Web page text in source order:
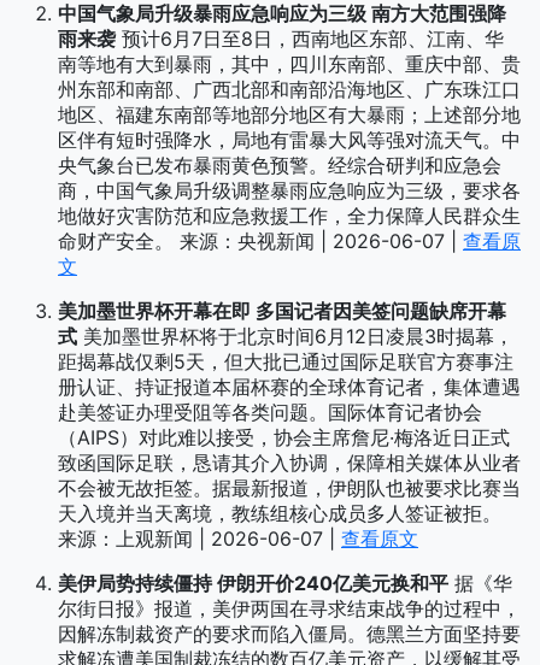
中国气象局升级暴雨应急响应为三级 南方大范围强降
雨来袭预计6月7日至8日，西南地区东部、江南、华
南等地有大到暴雨，其中，四川东南部、重庆中部、贵
州东部和南部、广西北部和南部沿海地区、广东珠江口
地区、福建东南部等地部分地区有大暴雨；上述部分地
区伴有短时强降水，局地有雷暴大风等强对流天气。中
央气象台已发布暴雨黄色预警。经综合研判和应急会
商，中国气象局升级调整暴雨应急响应为三级，要求各
地做好灾害防范和应急救援工作，全力保障人民群众生
命财产安全。 来源：央视新闻 | 2026-06-07 | 查看原
文
美加墨世界杯开幕在即 多国记者因美签问题缺席开幕
式 美加墨世界杯将于北京时间6月12日凌晨3时揭幕，
距揭幕战仅剩5天，但大批已通过国际足联官方赛事注
册认证、持证报道本届杯赛的全球体育记者，集体遭遇
赴美签证办理受阻等各类问题。国际体育记者协会
（AIPS）对此难以接受，协会主席詹尼·梅洛近日正式
致函国际足联，恳请其介入协调，保障相关媒体从业者
不会被无故拒签。据最新报道，伊朗队也被要求比赛当
天入境并当天离境，教练组核心成员多人签证被拒。
来源：上观新闻 | 2026-06-07 | 查看原文
美伊局势持续僵持 伊朗开价240亿美元换和平 据《华
尔街日报》报道，美伊两国在寻求结束战争的过程中，
因解冻制裁资产的要求而陷入僵局。德黑兰方面坚持要
求解冻遭美国制裁冻结的数百亿美元资产，以缓解其受